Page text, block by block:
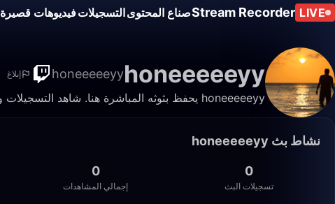
LIVE
Stream Recorderصناع المحتوىالتسجيلاتفيديوهات قصيرة
honeeeeeyy
honeeeeeyy إبلاغ
honeeeeeyy يحفظ بثوثه المباشرة هنا. شاهد التسجيلات والمقاطع في أي وقت.
نشاط بث honeeeeeyy
0
تسجيلات البث
0
إجمالي المشاهدات